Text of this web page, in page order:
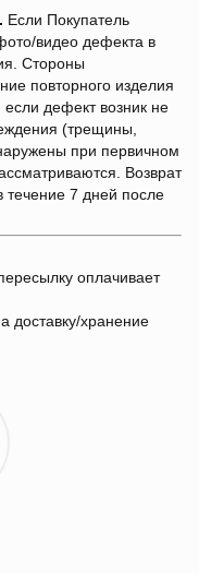
Если Покупатель
видео дефекта в
Стороны
повторного изделия
если дефект возник не
(трещины,
при первичном
Возврат
течение 7 дней после
оплачивает
доставку/хранение